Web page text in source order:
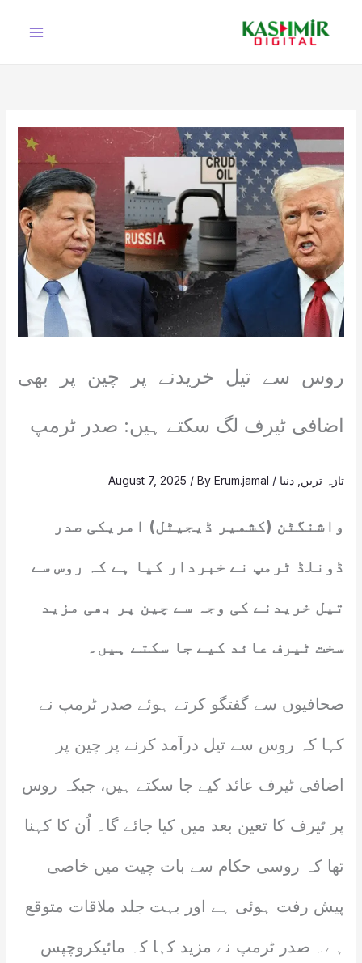
روس سے تیل خریدنے پر چین پر بھی
اضافی ٹیرف لگ سکتے ہیں: صدر ٹرمپ
تازہ ترین دنیا /
August 7, 2025 / ByErum.jamal
واشنگٹن (کشمیر ڈیجیٹل) امریکی صدر
ڈونلڈ ٹرمپ نے خبردار کیا ہے کہ روس سے
تیل خریدنے کی وجہ سے چین پر بھی مزید
سخت ٹیرف عائد کیے جا سکتے ہیں۔
صحافیوں سے گفتگو کرتے ہوئے صدر ٹرمپ نے
کہا کہ روس سے تیل درآمد کرنے پر چین پر
اضافی ٹیرف عائد کیے جا سکتے ہیں، جبکہ روس
پر ٹیرف کا تعین بعد میں کیا جائے گا۔ اُن کا کہنا
تھا کہ روسی حکام سے بات چیت میں خاصی
پیش رفت ہوئی ہے اور بہت جلد ملاقات متوقع
ہے۔ صدر ٹرمپ نے مزید کہا کہ مائیکروچپس